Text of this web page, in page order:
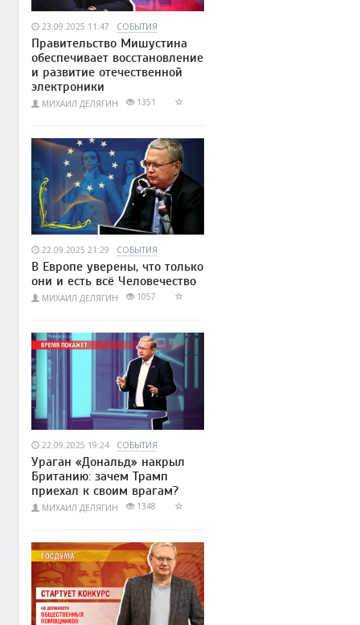
23.09.2025 11:47 СОБЫТИЯ
Правительство Мишустина
обеспечивает восстановление
и развитие отечественной
электроники
МИХАИЛ ДЕЛЯГИН 1351
22.09.2025 21:29 СОБЫТИЯ
В Европе уверены, что только
они и есть всё Человечество
МИХАИЛ ДЕЛЯГИН 1057
22.09.2025 19:24 СОБЫТИЯ
Ураган «Дональд» накрыл
Британию: зачем Трамп
приехал к своим врагам?
МИХАИЛ ДЕЛЯГИН 1348